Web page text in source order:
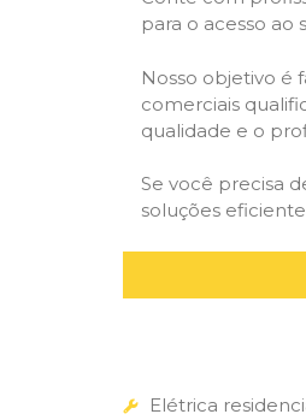
para o acesso ao
Nosso objetivo é
comerciais
qualidade e o
Se você precisa
soluções
Elétrica